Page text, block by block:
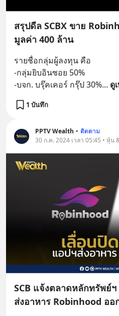
สรุปดีล SCBX ขาย
มูลค่า 400 ล้าน
รายชื่อกลุ่มผู้ลงทุน คือ
-กลุ่มยิบอินซอย 50%
-บจก. บรุ๊คเคอร์ กรุ๊ป 30%... ดู
1 บันทึก
PPTV Wealth • ติดตาม
30 ก.ค. 2024 เวลา 05:45 • หุ้น
SCB แจ้งตลาดหลักทรัพย์
ส่งอาหาร Robinhood ออ